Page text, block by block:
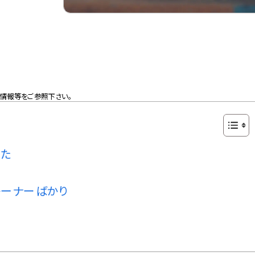
報等をご参照下さい。
ナーばかり